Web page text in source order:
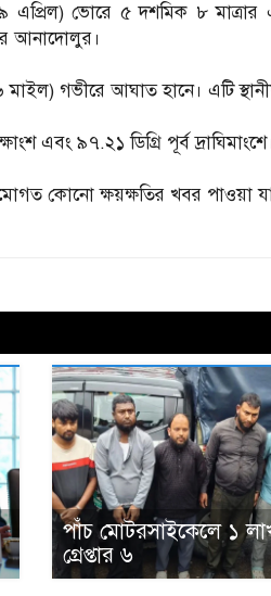
এপ্রিল) ভোরে ৫ দশমিক ৮
আনাদোলুর।
মাইল) গভীরে আঘাত হানে। এটি
এবং ৯৭.২১ ডিগ্রি পূর্ব দ্রাঘিমাংশে।
কোনো ক্ষয়ক্ষতির খবর পাওয়া
পাঁচ মোটরসাইকেলে ১
গ্রেপ্তার ৬